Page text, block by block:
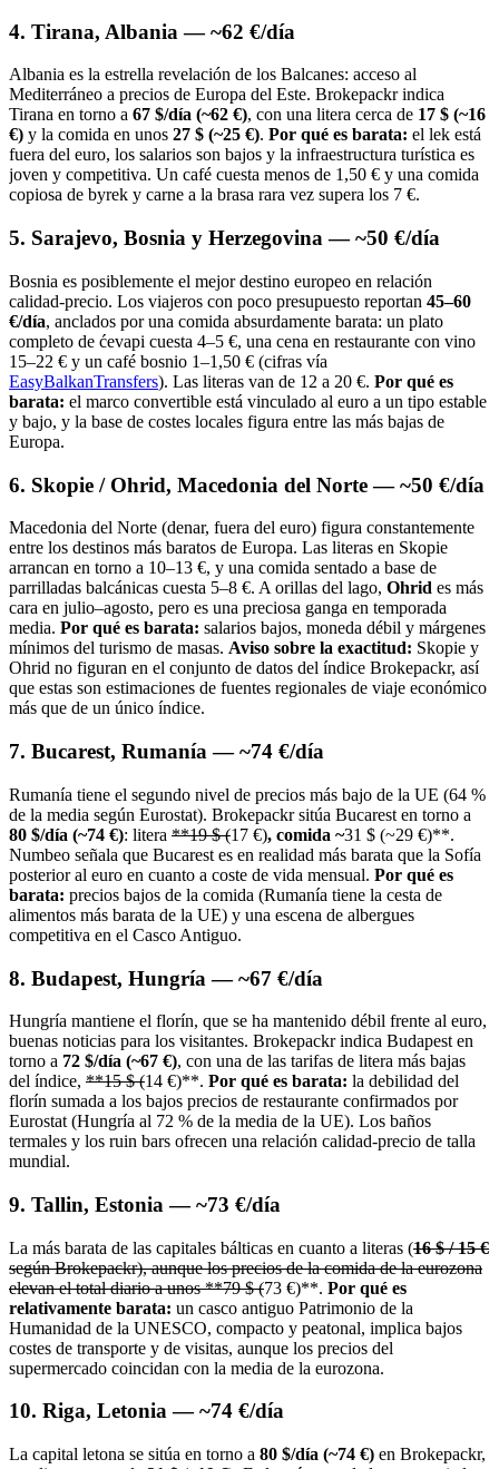
4. Tirana, Albania — ~62 €/día
Albania es la estrella revelación de los Balcanes: acceso al
Mediterráneo a precios de Europa del Este. Brokepackr indica
Tirana en torno a 67 $/día (~62 €), con una litera cerca de 17 $ (~16
€) y la comida en unos 27 $ (~25 €). Por qué es barata: el lek está
fuera del euro, los salarios son bajos y la infraestructura turística es
joven y competitiva. Un café cuesta menos de 1,50 € y una comida
copiosa de byrek y carne a la brasa rara vez supera los 7 €.
5. Sarajevo, Bosnia y Herzegovina — ~50 €/día
Bosnia es posiblemente el mejor destino europeo en relación
calidad-precio. Los viajeros con poco presupuesto reportan 45–60
€/día, anclados por una comida absurdamente barata: un plato
completo de ćevapi cuesta 4–5 €, una cena en restaurante con vino
15–22 € y un café bosnio 1–1,50 € (cifras vía
EasyBalkanTransfers). Las literas van de 12 a 20 €. Por qué es
barata: el marco convertible está vinculado al euro a un tipo estable
y bajo, y la base de costes locales figura entre las más bajas de
Europa.
6. Skopie / Ohrid, Macedonia del Norte — ~50 €/día
Macedonia del Norte (denar, fuera del euro) figura constantemente
entre los destinos más baratos de Europa. Las literas en Skopie
arrancan en torno a 10–13 €, y una comida sentado a base de
parrilladas balcánicas cuesta 5–8 €. A orillas del lago, Ohrid es más
cara en julio–agosto, pero es una preciosa ganga en temporada
media. Por qué es barata: salarios bajos, moneda débil y márgenes
mínimos del turismo de masas. Aviso sobre la exactitud: Skopie y
Ohrid no figuran en el conjunto de datos del índice Brokepackr, así
que estas son estimaciones de fuentes regionales de viaje económico
más que de un único índice.
7. Bucarest, Rumanía — ~74 €/día
Rumanía tiene el segundo nivel de precios más bajo de la UE (64 %
de la media según Eurostat). Brokepackr sitúa Bucarest en torno a
80 $/día (~74 €): litera **19 $ (17 €), comida ~31 $ (~29 €)**.
Numbeo señala que Bucarest es en realidad más barata que la Sofía
posterior al euro en cuanto a coste de vida mensual. Por qué es
barata: precios bajos de la comida (Rumanía tiene la cesta de
alimentos más barata de la UE) y una escena de albergues
competitiva en el Casco Antiguo.
8. Budapest, Hungría — ~67 €/día
Hungría mantiene el florín, que se ha mantenido débil frente al euro,
buenas noticias para los visitantes. Brokepackr indica Budapest en
torno a 72 $/día (~67 €), con una de las tarifas de litera más bajas
del índice, **15 $ (14 €)**. Por qué es barata: la debilidad del
florín sumada a los bajos precios de restaurante confirmados por
Eurostat (Hungría al 72 % de la media de la UE). Los baños
termales y los ruin bars ofrecen una relación calidad-precio de talla
mundial.
9. Tallin, Estonia — ~73 €/día
La más barata de las capitales bálticas en cuanto a literas (16 $ / 15 €
según Brokepackr), aunque los precios de la comida de la eurozona
elevan el total diario a unos **79 $ (73 €)**. Por qué es
relativamente barata: un casco antiguo Patrimonio de la
Humanidad de la UNESCO, compacto y peatonal, implica bajos
costes de transporte y de visitas, aunque los precios del
supermercado coincidan con la media de la eurozona.
10. Riga, Letonia — ~74 €/día
La capital letona se sitúa en torno a 80 $/día (~74 €) en Brokepackr,